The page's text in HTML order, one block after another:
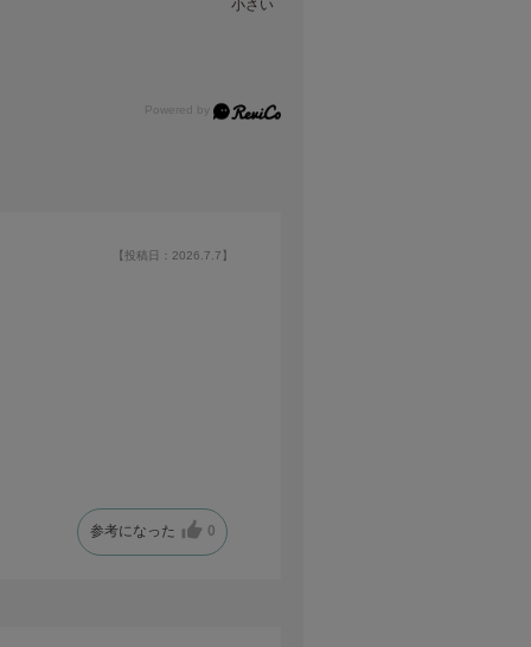
【投稿日：2026.7.7】
参考になった 0